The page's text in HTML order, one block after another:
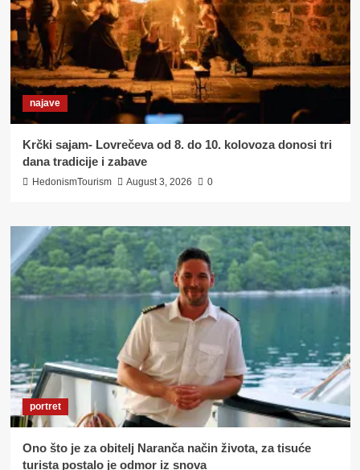
najave
Krčki sajam- Lovrečeva od 8. do 10. kolovoza donosi tri
dana tradicije i zabave
HedonismTourism August 3, 2026 0
portret
Ono što je za obitelj Naranča način života, za tisuće
turista postalo je odmor iz snova